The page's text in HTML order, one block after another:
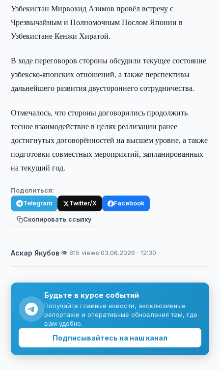
Узбекистан Мирвохид Азимов провёл встречу с
Чрезвычайным и Полномочным Послом Японии в
Узбекистане Кенжи Хиратой.
В ходе переговоров стороны обсудили текущее состояние
узбекско-японских отношений, а также перспективы
дальнейшего развития двустороннего сотрудничества.
Отмечалось, что стороны договорились продолжить
тесное взаимодействие в целях реализации ранее
достигнутых договорённостей на высшем уровне, а также
подготовки совместных мероприятий, запланированных
на текущий год.
Поделиться:
Telegram Twitter/X Facebook
Скопировать ссылку
Аскар Якубов·👁 815 views·03.06.2026 · 12:30
Будьте в курсе событий
Получайте главные новости, эксклюзивные
репортажи и оперативные обновления там, где
вам удобно.
Подписывайтесь на наш канал